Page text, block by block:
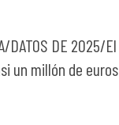
DATOS DE 2025/El
un millón de euros